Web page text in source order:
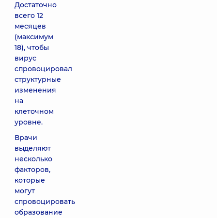
Достаточно
всего 12
месяцев
(максимум
18), чтобы
вирус
спровоцировал
структурные
изменения
на
клеточном
уровне.
Врачи
выделяют
несколько
факторов,
которые
могут
спровоцировать
образование